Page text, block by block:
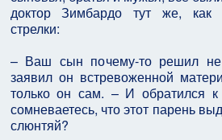
доктор Зимбардо тут же, как
стрелки:
– Ваш сын почему-то решил
заявил он встревоженной
только он сам. – И обратился
сомневаетесь, что этот парень
слюнтяй?